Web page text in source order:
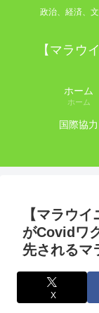
政治、経済、
【マラウ
ホーム
ホーム
国際協力
【マラウ
がCovidワ
先されるマ
X